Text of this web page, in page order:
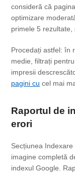
consideră că
optimizare
primele 5 rezultate,
Procedați astfel: în
medie, filtrați
impresii
pagini cu cel mai
Raportulde
erori
Secțiunea Indexare
imagine completă
indexul Google.